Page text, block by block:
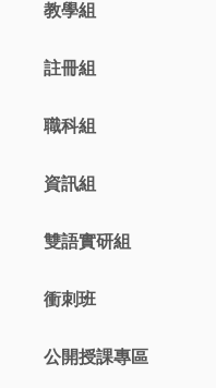
教學組
註冊組
職科組
資訊組
雙語實研組
衝刺班
公開授課專區